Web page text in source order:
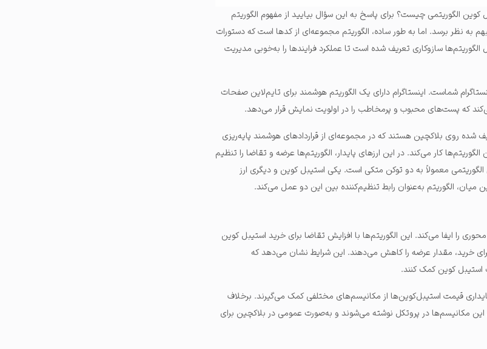
الگوریتمی چیست؟ برای پاسخ به این سؤال بیایید از مفهوم الگوریتم
به نظر برسد. اما به طور ساده، الگوریتم مجموعه‌ای از کدها است که دستورات
الگوریتم‌ها سازوکاری تعریف شده است تا عملکرد فرایندها را به‌خوبی مدیریت
شماست. اینستاگرام دارای یک الگوریتم هوشمند برای تایم‌لاین صفحات
که پست‌های محبوب و پرمخاطب را در اولویت نمایش قرار می‌دهد.
شده روی بلاکچین هستند که در مجموعه‌ای از قراردادهای هوشمند پایه‌ریزی
کار می‌کند. در این ارزهای پایدار، الگوریتم‌ها عرضه و تقاضا را تنظیم
معمولاً به دو توکن متکی است. یکی استیبل کوین و دیگری ارز
الگوریتم به‌عنوان رابط تنظیم‌کننده بین این دو عمل می‌کند.
را ایفا می‌کند. این الگوریتم‌ها با افزایش تقاضا برای خرید استیبل کوین
خرید، مقدار عرضه را کاهش می‌دهند. این شرایط نشان می‌دهد که
استیبل کوین کمک کنند.
قیمت استیبل‌کوین‌ها از مکانیسم‌های مختلفی کمک می‌گیرند. برخلاف
این مکانیسم‌ها در پروتکل نوشته می‌شوند و به‌صورت عمومی در بلاکچین برای